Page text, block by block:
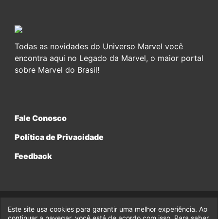
Todas as novidades do Universo Marvel você
encontra aqui no Legado da Marvel, o maior portal
sobre Marvel do Brasil!
Fale Conosco
Política de Privacidade
Feedback
© 2017-2026 Legado da Marvel, uma empresa da Legado
Enterprises.
Este site usa cookies para garantir uma melhor experiência. Ao